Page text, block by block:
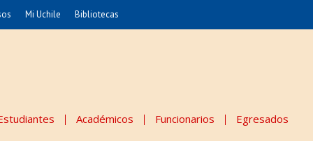
Mi Uchile Bibliotecas
Académicos Funcionarios Egresados